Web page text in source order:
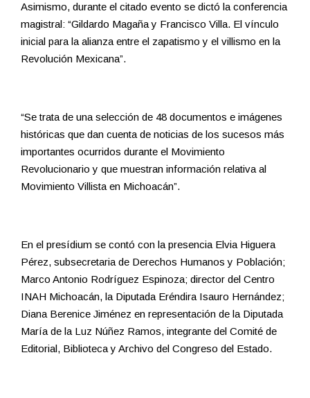
Asimismo, durante el citado evento se dictó la conferencia
magistral: “Gildardo Magaña y Francisco Villa. El vínculo
inicial para la alianza entre el zapatismo y el villismo en la
Revolución Mexicana”.
“Se trata de una selección de 48 documentos e imágenes
históricas que dan cuenta de noticias de los sucesos más
importantes ocurridos durante el Movimiento
Revolucionario y que muestran información relativa al
Movimiento Villista en Michoacán”.
En el presídium se contó con la presencia Elvia Higuera
Pérez, subsecretaria de Derechos Humanos y Población;
Marco Antonio Rodríguez Espinoza; director del Centro
INAH Michoacán, la Diputada Eréndira Isauro Hernández;
Diana Berenice Jiménez en representación de la Diputada
María de la Luz Núñez Ramos, integrante del Comité de
Editorial, Biblioteca y Archivo del Congreso del Estado.